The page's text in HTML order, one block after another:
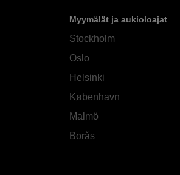
Myymälät ja aukioloajat
Stockholm
Oslo
Helsinki
København
Malmö
Borås